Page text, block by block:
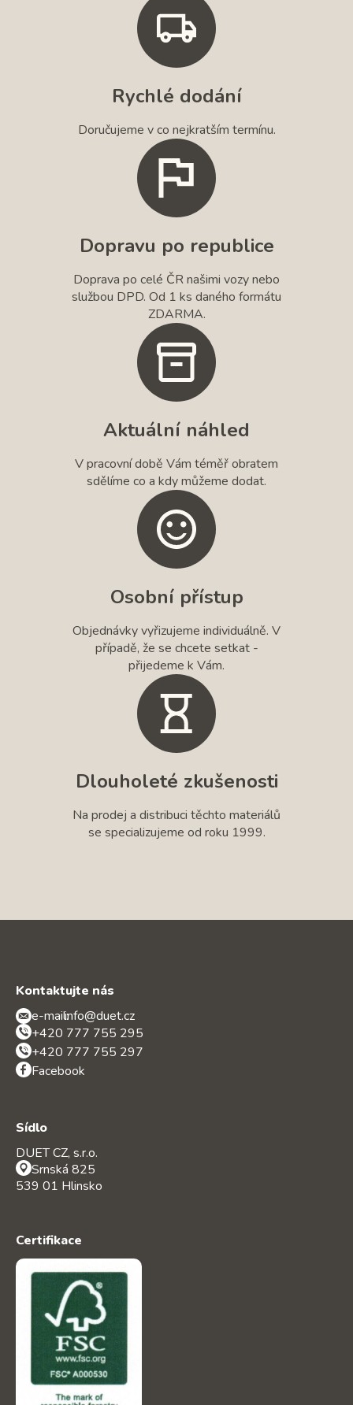
Rychlé dodání
Doručujeme v co nejkratším termínu.
Dopravu po republice
Doprava po celé ČR našimi vozy nebo
službou DPD. Od 1 ks daného formátu
ZDARMA.
Aktuální náhled
V pracovní době Vám téměř obratem
sdělíme co a kdy můžeme dodat.
Osobní přístup
Objednávky vyřizujeme individuálně. V
případě, že se chcete setkat -
přijedeme k Vám.
Dlouholeté zkušenosti
Na prodej a distribuci těchto materiálů
se specializujeme od roku 1999.
Kontaktujte nás
e-mail:info@duet.cz
+420 777 755 295
+420 777 755 297
Facebook
Sídlo
DUET CZ, s.r.o.
Srnská 825
539 01 Hlinsko
Certifikace